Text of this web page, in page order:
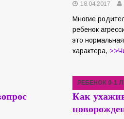
18.04.2017
Многие
ребенок
это
характера,
РЕБЕНОК 0-1
Как